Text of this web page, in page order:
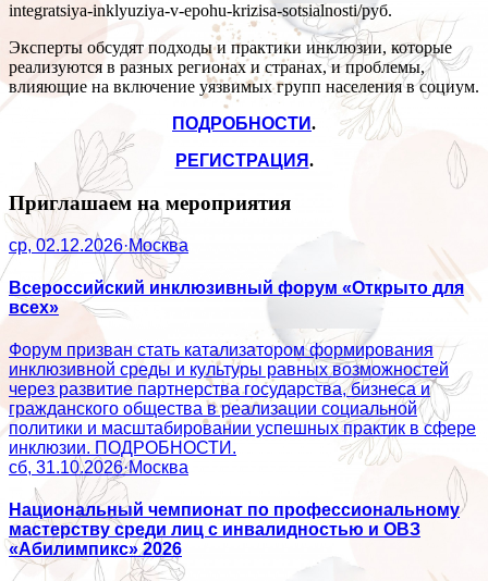
integratsiya-inklyuziya-v-epohu-krizisa-sotsialnosti/руб.
Эксперты обсудят подходы и практики инклюзии, которые
реализуются в разных регионах и странах, и проблемы,
влияющие на включение уязвимых групп населения в социум.
ПОДРОБНОСТИ.
РЕГИСТРАЦИЯ.
Приглашаем на мероприятия
ср, 02.12.2026·Москва
Всероссийский инклюзивный форум «Открыто для
всех»
Форум призван стать катализатором формирования
инклюзивной среды и культуры равных возможностей
через развитие партнерства государства, бизнеса и
гражданского общества в реализации социальной
политики и масштабировании успешных практик в сфере
инклюзии. ПОДРОБНОСТИ.
сб, 31.10.2026·Москва
Национальный чемпионат по профессиональному
мастерству среди лиц с инвалидностью и ОВЗ
«Абилимпикс» 2026